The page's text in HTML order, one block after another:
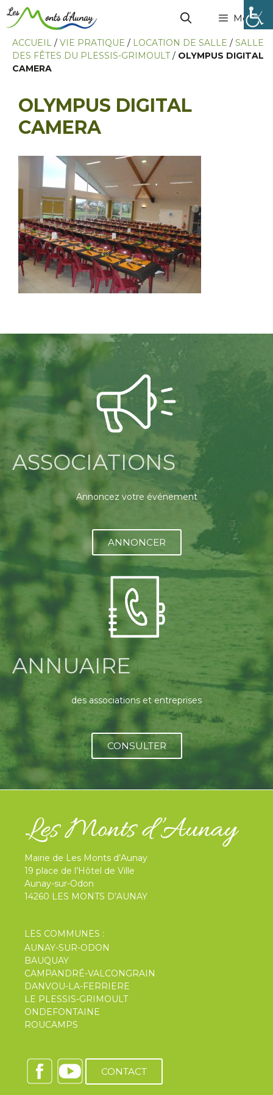
Menu
ACCUEIL / VIE PRATIQUE / LOCATION DE SALLE / SALLE
DES FÊTES DU PLESSIS-GRIMOULT/ OLYMPUS DIGITAL
CAMERA
OLYMPUS DIGITAL
CAMERA
ASSOCIATIONS
Annoncez votre événement
ANNONCER
ANNUAIRE
des associations et entreprises
CONSULTER
Mairie de Les Monts d’Aunay
19 place de l’Hôtel de Ville
Aunay-sur-Odon
14260 LES MONTS D’AUNAY
LES COMMUNES :
AUNAY-SUR-ODON
BAUQUAY
CAMPANDRÉ-VALCONGRAIN
DANVOU-LA-FERRIERE
LE PLESSIS-GRIMOULT
ONDEFONTAINE
ROUCAMPS
CONTACT